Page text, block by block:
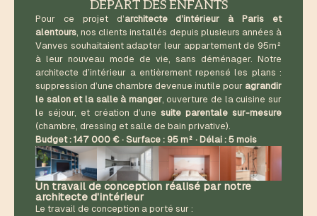
DÉPART DES ENFANTS
Pour ce projet d’architecte d’intérieur à Paris et
alentours, nos clients installés depuis plusieurs années à
Vanves souhaitaient adapter leur appartement de 95m²
à leur nouveau mode de vie, sans déménager. Notre
architecte d’intérieur a entièrement repensé les plans :
suppression d’une chambre devenue inutile pour agrandir
le salon et la salle à manger, ouverture de la cuisine sur
le séjour, et création d’unesuite parentale sur-mesure
(chambre, dressing et salle de bain privative).
Budget : 147 000 € · Surface : 95 m² · Délai : 5 mois
Un travail de conception réalisé par notre
architecte d'intérieur
Le travail de conception a porté sur :